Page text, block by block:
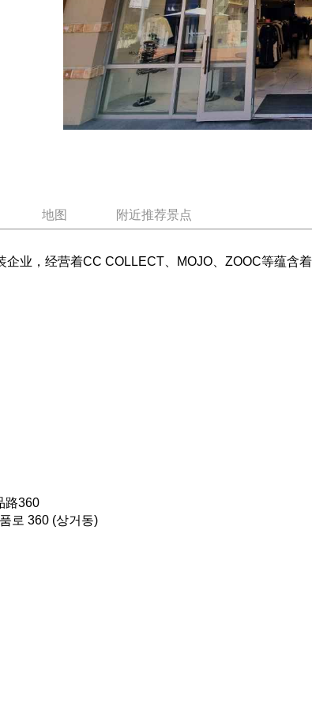
地图 附近推荐景点
企业，经营着CC COLLECT、MOJO、ZOOC等蕴含
路360
로 360 (상거동)